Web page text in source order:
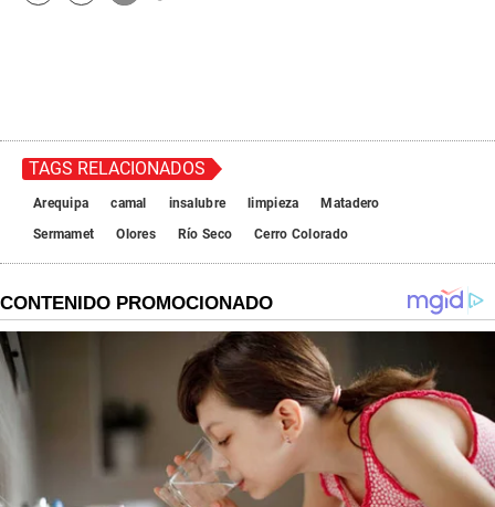
TAGS RELACIONADOS
Arequipa camal insalubre limpieza
Matadero
Sermamet
Olores Río Seco Cerro Colorado